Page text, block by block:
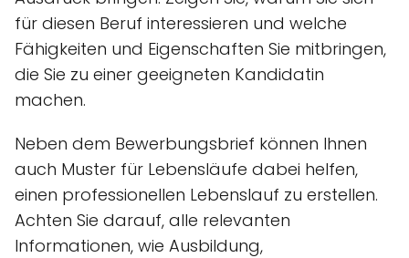
für diesen Beruf interessieren und welche
Fähigkeiten und Eigenschaften Sie mitbringen,
die Sie zu einer geeigneten Kandidatin
machen.
Neben dem Bewerbungsbrief können Ihnen
auch Muster für Lebensläufe dabei helfen,
einen professionellen Lebenslauf zu erstellen.
Achten Sie darauf, alle relevanten
Informationen, wie Ausbildung,